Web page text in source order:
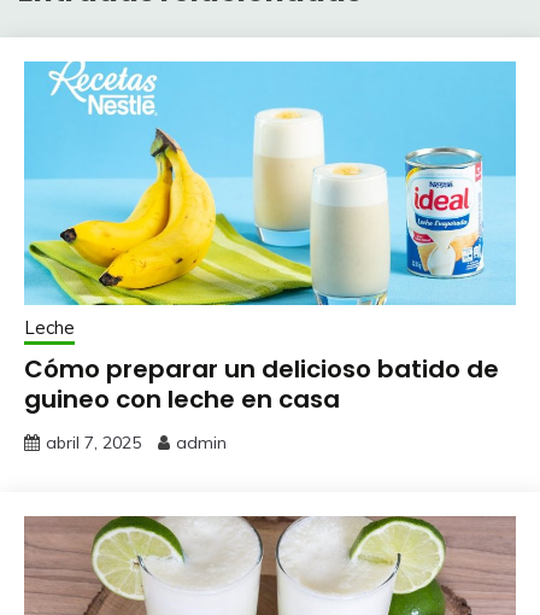
Leche
Cómo preparar un delicioso batido de
guineo con leche en casa
abril 7, 2025 admin